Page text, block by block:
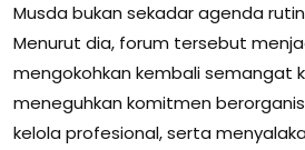
Musda bukan sekadar agenda
Menurut dia, forum tersebut
mengokohkan kembali semangat
meneguhkan komitmen
kelola profesional, serta